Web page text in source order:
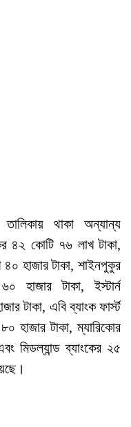
তালিকায় থাকা অন্যান্য
৪২ কোটি ৭৬ লাখ টাকা,
হাজার টাকা, শাইনপুকুর
হাজার টাকা, ইস্টার্ন
টাকা, এবি ব্যাংক ফার্স্ট
হাজার টাকা, ম্যারিকোর
মিডল্যান্ড ব্যাংকের ২৫